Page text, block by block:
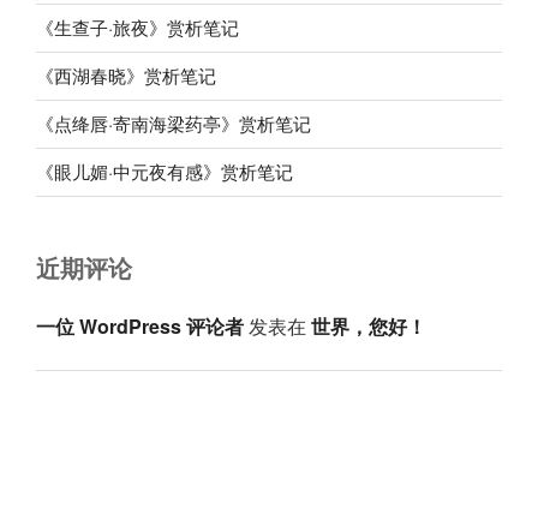
《生查子·旅夜》赏析笔记
《西湖春晓》赏析笔记
《点绛唇·寄南海梁药亭》赏析笔记
《眼儿媚·中元夜有感》赏析笔记
近期评论
一位 WordPress 评论者发表在 世界，您好！